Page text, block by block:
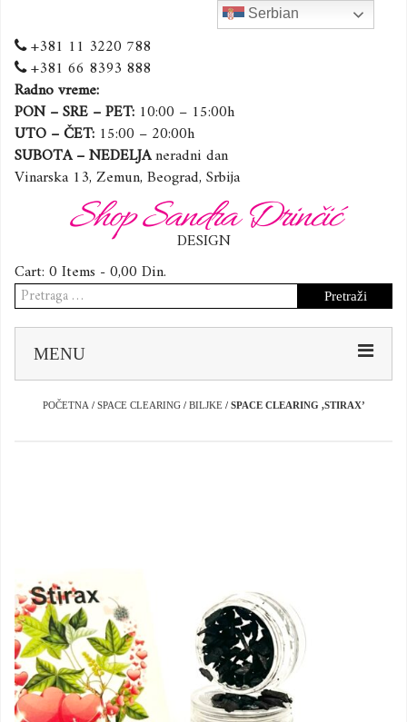
+381 11 3220 788
+381 66 8393 888
Radno vreme:
PON – SRE – PET: 10:00 – 15:00h
UTO – ČET: 15:00 – 20:00h
SUBOTA – NEDELJAneradni dan
Vinarska 13, Zemun, Beograd, Srbija
Shop Sandra Drinčić
DESIGN
Cart: 0 Items -0,00 Din.
Pretraga
za:
MENU
POČETNA / SPACE CLEARING/ BILJKE/ SPACE CLEARING ,STIRAX’
Serbian